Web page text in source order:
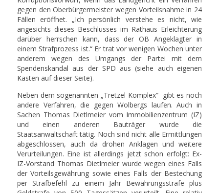
gegen den Oberbürgermeister wegen Vorteilsnahme in 24
Fällen eröffnet. „Ich persönlich verstehe es nicht, wie
angesichts dieses Beschlusses im Rathaus Erleichterung
darüber herrschen kann, dass der OB Angeklagter in
einem Strafprozess ist.“ Er trat vor wenigen Wochen unter
anderem wegen des Umgangs der Partei mit dem
Spendenskandal aus der SPD aus (siehe auch eigenen
Kasten auf dieser Seite).
Neben dem sogenannten „Tretzel-Komplex“ gibt es noch
andere Verfahren, die gegen Wolbergs laufen. Auch in
Sachen Thomas Dietlmeier vom Immobilienzentrum (IZ)
und einen anderen Bauträger wurde die
Staatsanwaltschaft tätig. Noch sind nicht alle Ermittlungen
abgeschlossen, auch da drohen Anklagen und weitere
Verurteilungen. Eine ist allerdings jetzt schon erfolgt: Ex-
IZ-Vorstand Thomas Dietlmeier wurde wegen eines Falls
der Vorteilsgewährung sowie eines Falls der Bestechung
per Strafbefehl zu einem Jahr Bewährungsstrafe plus